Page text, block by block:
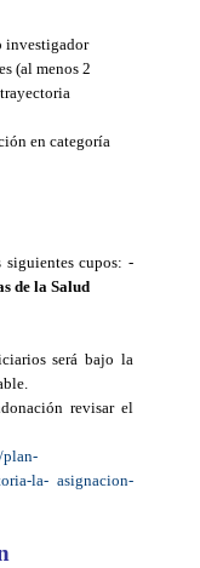
investigador
(al menos 2
en categoría
siguientes cupos: -
de la Salud
será bajo la
revisar el
plan-
la- asignacion-